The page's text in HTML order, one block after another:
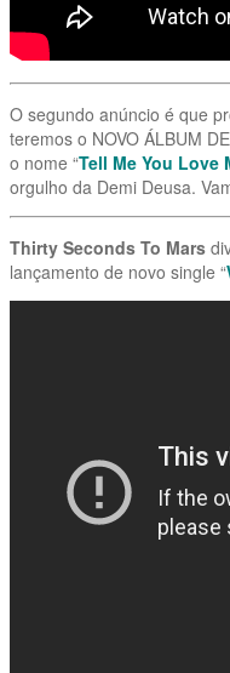
O segundo anúncio é que
teremos o NOVO ÁLBUM DE
o nome “Tell Me You Love
orgulho da Demi Deusa.
Thirty Seconds To Mars
lançamento de novo single “